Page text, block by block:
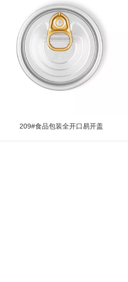
209#食品包装全开口易开盖